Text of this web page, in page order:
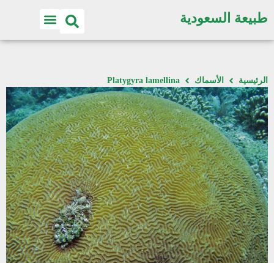
طبيعة السعودية
الرئيسية الأسماك Platygyra lamellina